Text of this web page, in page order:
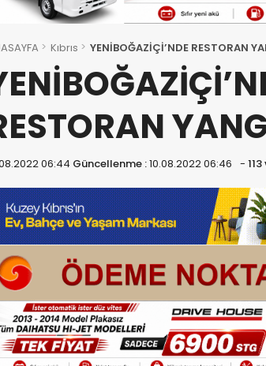
Kıbrıs YENİBOĞAZİÇİ’NDE RESTORAN
06:44 Güncellenme :10.08.2022 06:46 -